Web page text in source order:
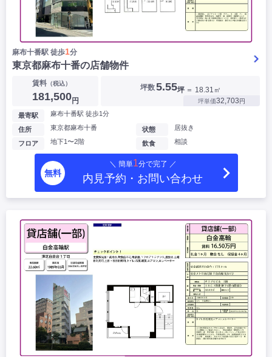
麻布十番駅 徒歩1分
東京都麻布十番の店舗物件
賃料（税込）
181,500円
坪数5.55坪 ＝ 18.31㎡
坪単価32,703円
最寄駅 麻布十番駅 徒歩1分
住所 東京都麻布十番
フロア 地下1〜2階
状態 居抜き
飲食 相談
無料
＼ 簡単1分で完了 ／
内見予約・お問い合わせ